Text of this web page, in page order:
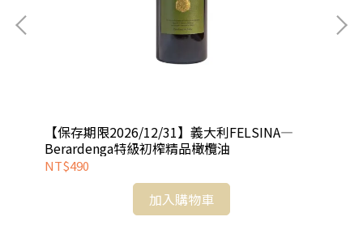
【保存期限2026/12/31】義大利FELSINA—
Berardenga特級初榨精品橄欖油
NT$490
加入購物車